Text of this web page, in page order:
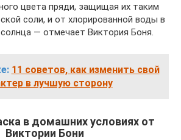
цвета пряди, защищая их таким
соли, и от хлорированной воды в
— отмечает Виктория Боня.
11 советов, как изменить свой
в лучшую сторону
в домашних условиях от
Виктории Бони